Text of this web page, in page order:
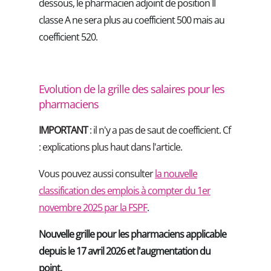
dessous, le pharmacien adjoint de position II
classe A ne sera plus au coefficient 500 mais au
coefficient 520.
Evolution de la grille des salaires pour les
pharmaciens
IMPORTANT: il n'y a pas de saut de coefficient. Cf
: explications plus haut dans l'article.
Vous pouvez aussi consulterla nouvelle
classification des emplois à compter du 1er
novembre 2025 par la FSPF.
Nouvelle grille pour les pharmaciens applicable
depuis le 17 avril 2026 et l'augmentation du
point.